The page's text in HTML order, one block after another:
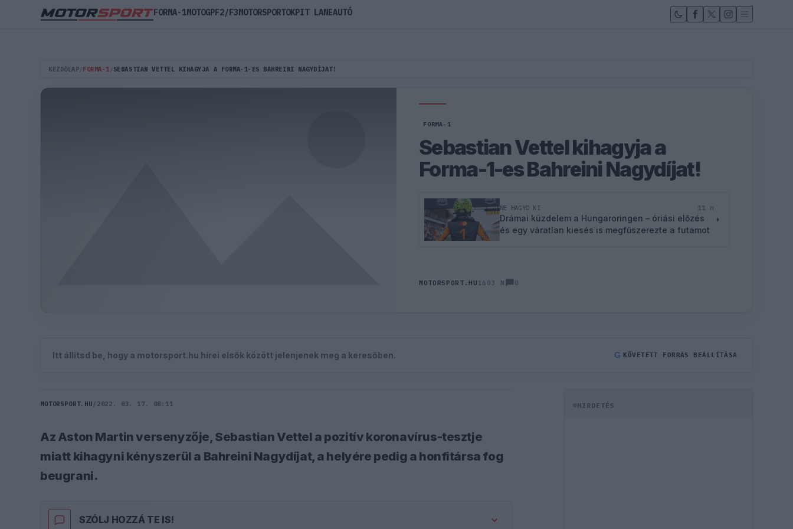
KEZDŐLAP FORMA-1 SEBASTIAN VETTEL KIHAGYJA A FORMA-1-ES BAHREINI NAGYDÍJAT!
FORMA-1
Sebastian Vettel kihagyja a
Forma-1-es Bahreini Nagydíjat!
NE HAGYD KI 11 n
Drámai küzdelem a Hungaroringen – óriási előzés
és egy váratlan kiesés is megfűszerezte a futamot
MOTORSPORT.HU 1603 N 0
Itt állítsd be, hogy a motorsport.hu hírei elsők között jelenjenek meg a keresőben. G KÖVETETT FORRÁS BEÁLLÍTÁSA
MOTORSPORT.HU / 2022. 03. 17. 08:11
Az Aston Martin versenyzője, Sebastian Vettel a pozitív koronavírus-tesztje
miatt kihagyni kényszerül a Bahreini Nagydíjat, a helyére pedig a honfitársa fog
beugrani.
SZÓLJ HOZZÁ TE IS!
HIRDETÉS
FORMA-1MOTOGPF2/F3MOTORSPORTOKPIT LANEAUTÓ